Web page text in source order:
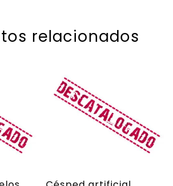
relacionados